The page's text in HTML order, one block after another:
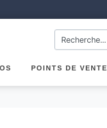
POINTS DE VENTE